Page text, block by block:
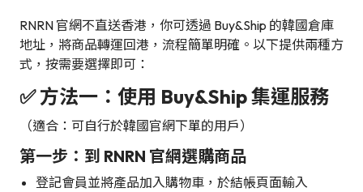
RNRN 官網不直送香港，你可透過 Buy&Ship 的韓國倉庫
地址，將商品轉運回港，流程簡單明確。以下提供兩種方
式，按需要選擇即可：
✅ 方法一：使用 Buy&Ship 集運服務
（適合：可自行於韓國官網下單的用戶）
第一步：到 RNRN 官網選購商品
登記會員並將產品加入購物車，於結帳頁面輸入